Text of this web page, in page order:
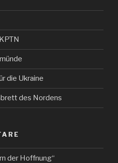
die Ukraine
des Nordens
der Hoffnung“